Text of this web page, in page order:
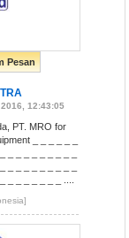
Pesan
12:43:05
PT. MRO for
_ _ _ _ _ _